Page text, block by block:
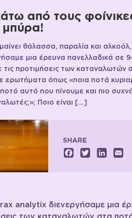
από τους
μπύρα!
θάλασσα, παραλία και
μια έρευνα πανελλαδικά σε
προτιμήσεις των καταναλωτών
ερωτήματα όπως «ποια ποτά
αυτό που πίνουμε και πιο
Ποιο είναι […]
SHARE
FacebookTwitter
analytix διενεργήσαμε μια
των καταναλωτών στα